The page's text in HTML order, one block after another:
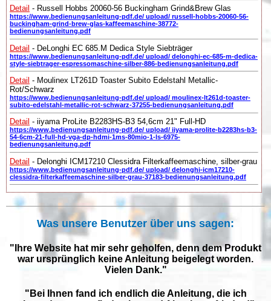
Detail - Russell Hobbs 20060-56 Buckingham Grind&Brew Glas
https://www.bedienungsanleitung-pdf.de/ upload/ russell-hobbs-20060-56-
buckingham-grind-brew-glas-kaffeemaschine-38772-
bedienungsanleitung.pdf
Detail - DeLonghi EC 685.M Dedica Style Siebträger
https://www.bedienungsanleitung-pdf.de/ upload/ delonghi-ec-685-m-dedica-
style-siebtrager-espressomaschine-silber-886-bedienungsanleitung.pdf
Detail - Moulinex LT261D Toaster Subito Edelstahl Metallic-
Rot/Schwarz
https://www.bedienungsanleitung-pdf.de/ upload/ moulinex-lt261d-toaster-
subito-edelstahl-metallic-rot-schwarz-37255-bedienungsanleitung.pdf
Detail - iiyama ProLite B2283HS-B3 54,6cm 21" Full-HD
https://www.bedienungsanleitung-pdf.de/ upload/ iiyama-prolite-b2283hs-b3-
54-6cm-21-full-hd-vga-dp-hdmi-1ms-80mio-1-ls-6975-
bedienungsanleitung.pdf
Detail - Delonghi ICM17210 Clessidra Filterkaffeemaschine, silber-grau
https://www.bedienungsanleitung-pdf.de/ upload/ delonghi-icm17210-
clessidra-filterkaffeemaschine-silber-grau-37183-bedienungsanleitung.pdf
Was unsere Benutzer über uns sagen:
"Ihre Website hat mir sehr geholfen, denn dem Produkt
war ursprünglich keine Anleitung beigelegt worden.
Vielen Dank."
"Bei Ihnen fand ich endlich die Anleitung, die ich